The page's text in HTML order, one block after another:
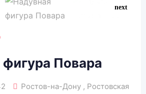
Повара
Ростов-на-Дону , Ростовская